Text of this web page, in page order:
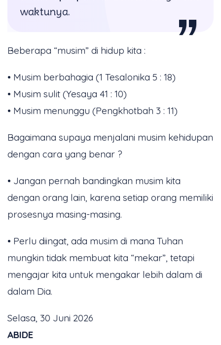
waktunya.
Beberapa “musim” di hidup kita :
• Musim berbahagia (1 Tesalonika 5 : 18)
• Musim sulit (Yesaya 41 : 10)
• Musim menunggu (Pengkhotbah 3 : 11)
Bagaimana supaya menjalani musim kehidupan
dengan cara yang benar ?
• Jangan pernah bandingkan musim kita
dengan orang lain, karena setiap orang memiliki
prosesnya masing-masing.
• Perlu diingat, ada musim di mana Tuhan
mungkin tidak membuat kita “mekar”, tetapi
mengajar kita untuk mengakar lebih dalam di
dalam Dia.
Selasa, 30 Juni 2026
ABIDE